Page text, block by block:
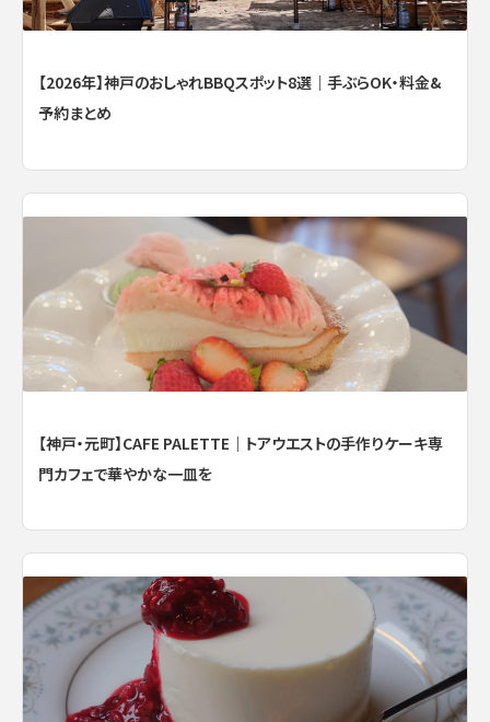
【2026年】神戸のおしゃれBBQスポット8選｜手ぶらOK・料金&
予約まとめ
【神戸・元町】CAFE PALETTE｜トアウエストの手作りケーキ専
門カフェで華やかな一皿を